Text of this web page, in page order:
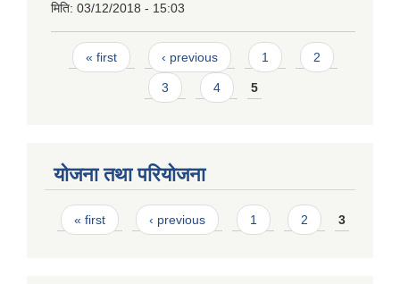
मिति: 03/12/2018 - 15:03
Pages
« first ‹ previous 1 2
3 4 5
योजना तथा परियोजना
Pages
« first ‹ previous 1 2 3